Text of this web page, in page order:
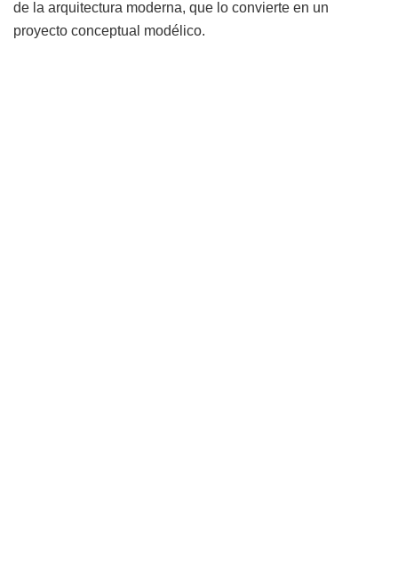
de la arquitectura moderna, que lo convierte en un
proyecto conceptual modélico.